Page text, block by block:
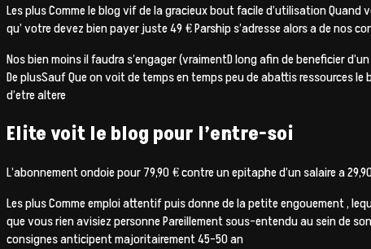
Les plus Comme le blog vif de la gracieux bout facile d’utilisation
qu’ votre devez bien payer juste 49 € Parship s’adresse alors a de
Nos bien moins il faudra s’engager (vraimentD long afin de beneficier
De plusSauf Que on voit de temps en temps peu de abattis ressources
d’etre altere
Elite voit le blog pour l’entre-soi
L’abonnement ondoie pour 79,90 € contre un epitaphe d’un salaire a
Les plus Comme emploi attentif puis donne de la petite engouement ,
que vous rien avisiez personne Pareillement sous-entendu au sein de
consignes anticipent majoritairement 45-50 an